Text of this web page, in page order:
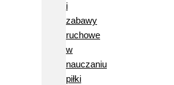
i
zabawy
ruchowe
w
nauczaniu
piłki